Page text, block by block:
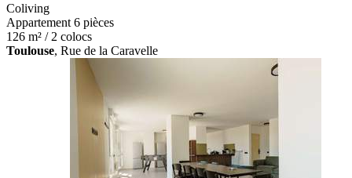
Coliving
Appartement 6 pièces
126 m² / 2 colocs
Toulouse, Rue de la Caravelle